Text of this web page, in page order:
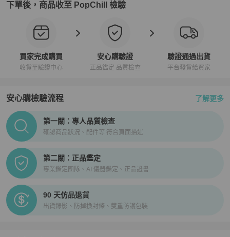
下單後，商品收至 PopChill 檢驗
買家完成購買
收貨至驗證中心
安心購驗證
正品鑑定 品質檢查
驗證通過出貨
平台發貨給買家
安心購檢驗流程 了解更多
PopChill拍拍圈正品驗證、安心購檢驗流程介紹
第一關：專人品質檢查
確認商品狀況、配件等 符合頁面描述
第二關：正品鑑定
專業鑑定團隊、AI 儀器鑑定、正品證書
90 天仿品退貨
出貨錄影、防掉換封條、雙重防護包裝